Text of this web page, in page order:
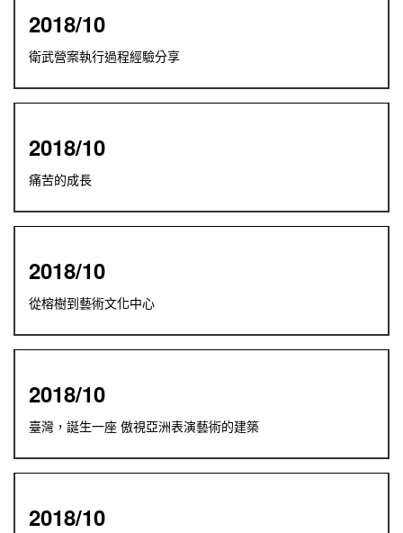
2018/10
衛武營案執行過程經驗分享
2018/10
痛苦的成長
2018/10
從榕樹到藝術文化中心
2018/10
臺灣，誕生一座 傲視亞洲表演藝術的建築
2018/10